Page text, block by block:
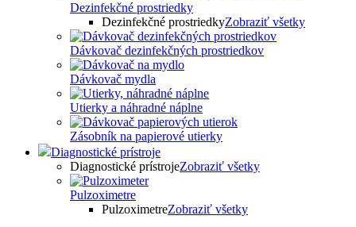
Dezinfekčné prostriedky
Dezinfekčné prostriedkyZobraziť všetky
Dávkovač dezinfekčných prostriedkov
Dávkovač mydla
Utierky a náhradné náplne
Zásobník na papierové utierky
Diagnostické prístroje
Diagnostické prístrojeZobraziť všetky
Pulzoximetre
PulzoximetreZobraziť všetky